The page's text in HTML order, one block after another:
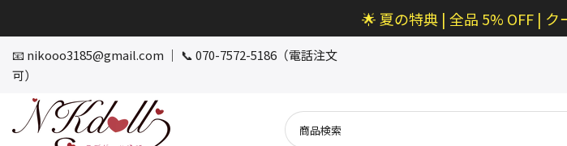
文
へ
ス
プ
🌟 夏の特典 | 全品 5% OFF |
📧 nikooo3185@gmail.com ｜ 📞 070-7572-5186（電話注文
可）